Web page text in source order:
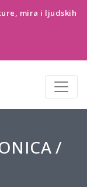
mira i ljudskih
/